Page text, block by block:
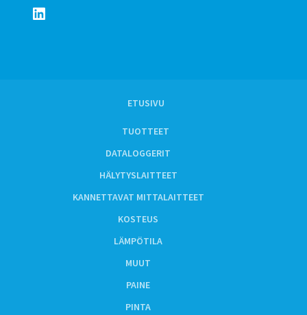
LinkedIn
ETUSIVU
TUOTTEET
DATALOGGERIT
HÄLYTYSLAITTEET
KANNETTAVAT MITTALAITTEET
KOSTEUS
LÄMPÖTILA
MUUT
PAINE
PINTA